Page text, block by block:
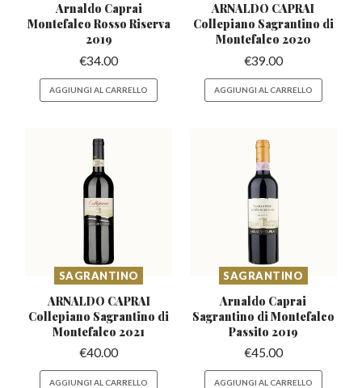
Arnaldo Caprai
Montefalco Rosso Riserva
2019
€34.00
AGGIUNGI AL CARRELLO
ARNALDO CAPRAI
Collepiano Sagrantino di
Montefalco 2020
€39.00
AGGIUNGI AL CARRELLO
SAGRANTINO
ARNALDO CAPRAI
Collepiano Sagrantino di
Montefalco 2021
€40.00
AGGIUNGI AL CARRELLO
SAGRANTINO
Arnaldo Caprai
Sagrantino di Montefalco
Passito 2019
€45.00
AGGIUNGI AL CARRELLO